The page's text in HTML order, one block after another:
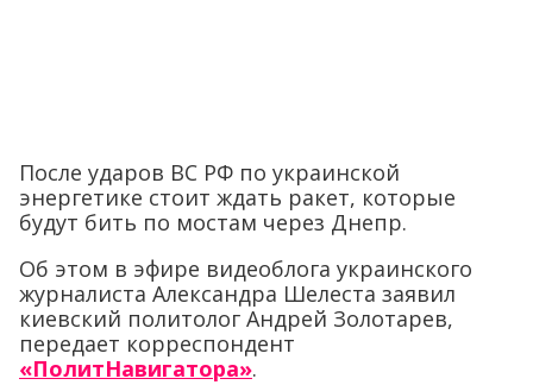
После ударов ВС РФ по украинской
энергетике стоит ждать ракет, которые
будут бить по мостам через Днепр.
Об этом в эфире видеоблога украинского
журналиста Александра Шелеста заявил
киевский политолог Андрей Золотарев,
передает корреспондент
«ПолитНавигатора».